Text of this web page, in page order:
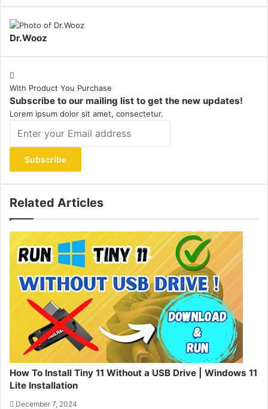
Dr.Wooz
With Product You Purchase
Subscribe to our mailing list to get the new updates!
Lorem ipsum dolor sit amet, consectetur.
your
Email
address
Related Articles
How To Install Tiny 11 Without a USB Drive | Windows 11
Lite Installation
December 7, 2024